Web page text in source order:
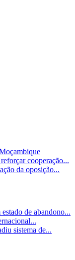
cooperação...
da oposição...
de abandono...
sistema de...